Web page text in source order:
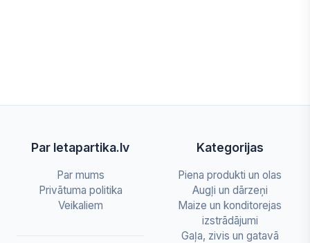
Par letapartika.lv
Par mums
Privātuma politika
Veikaliem
Kategorijas
Piena produkti un olas
Augļi un dārzeņi
Maize un konditorejas
izstrādājumi
Gaļa, zivis un gatavā